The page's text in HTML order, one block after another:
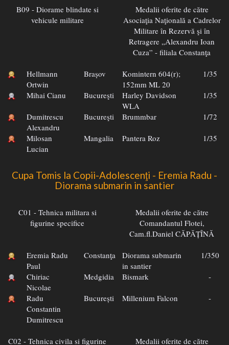
B09 - Diorame blindate si
vehicule militare
Medalii oferite de către
Asociaţia Naţională a Cadrelor
Militare în Rezervă şi în
Retragere „Alexandru Ioan
Cuza” - filiala Constanţa
Hellmann
Ortwin
Brașov
Komintern 604(r);
152mm ML 20
1/35
Mihai Cianu Bucureşti
Harley Davidson
WLA
1/35
Dumitrescu
Alexandru
Bucureşti Brummbar 1/72
Milosan
Lucian
Mangalia Pantera Roz 1/35
Cupa Tomis la Copii-Adolescenţi - Eremia Radu -
Diorama submarin in santier
C01 - Tehnica militara si
figurine specifice
Medalii oferite de către
Comandantul Flotei,
Cam.fl.Daniel CĂPĂȚÎNĂ
Eremia Radu
Paul
Constanţa
Diorama submarin
in santier
1/350
Chiriac
Nicolae
Medgidia Bismark -
Radu
Constantin
Dumitrescu
București Millenium Falcon -
C02 - Tehnica civila si figurine Medalii oferite de către